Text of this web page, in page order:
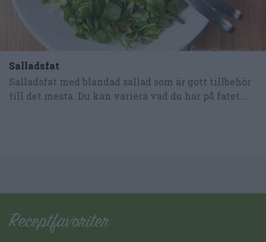
Salladsfat
Salladsfat med blandad sallad som är gott tillbehör
till det mesta. Du kan variera vad du har på fatet...